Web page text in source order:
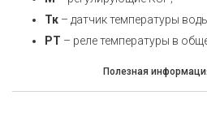
Тк – датчик температуры
PТ – реле температуры в
Полезная